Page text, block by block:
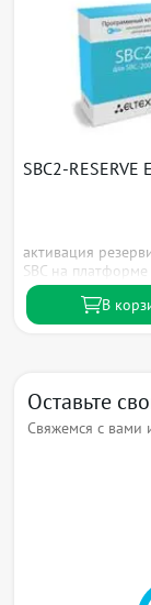
SBC2-RESERVE
активация
SBC на
В
Оставьте
Свяжемся с вами